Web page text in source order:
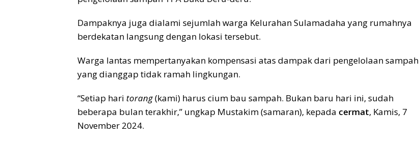
Dampaknya juga dialami sejumlah warga Kelurahan Sulamadaha yang rumahnya
berdekatan langsung dengan lokasi tersebut.
Warga lantas mempertanyakan kompensasi atas dampak dari pengelolaan sampah
yang dianggap tidak ramah lingkungan.
“Setiap hari torang(kami) harus cium bau sampah. Bukan baru hari ini, sudah
beberapa bulan terakhir,” ungkap Mustakim (samaran), kepada cermat, Kamis, 7
November 2024.